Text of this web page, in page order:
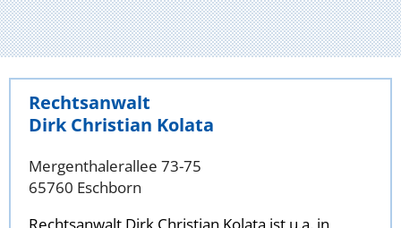
Rechtsanwalt
Dirk Christian Kolata
Mergenthalerallee 73-75
65760 Eschborn